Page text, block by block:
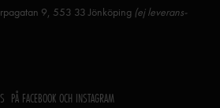
9, 553 33 Jönköping (ej leverans-
PÅ FACEBOOK OCH INSTAGRAM